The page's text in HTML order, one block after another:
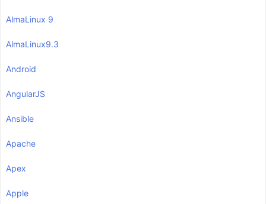
AlmaLinux 9
AlmaLinux9.3
Android
AngularJS
Ansible
Apache
Apex
Apple